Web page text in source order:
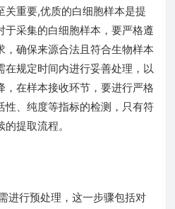
关重要,优质的白细胞样本是提
于采集的白细胞样本，要严格遵
，确保来源合法且符合生物样本
在规定时间内进行妥善处理，以
，在样本接收环节，要进行严格
性、纯度等指标的检测，只有符
提取流程。
进行预处理，这一步骤包括对